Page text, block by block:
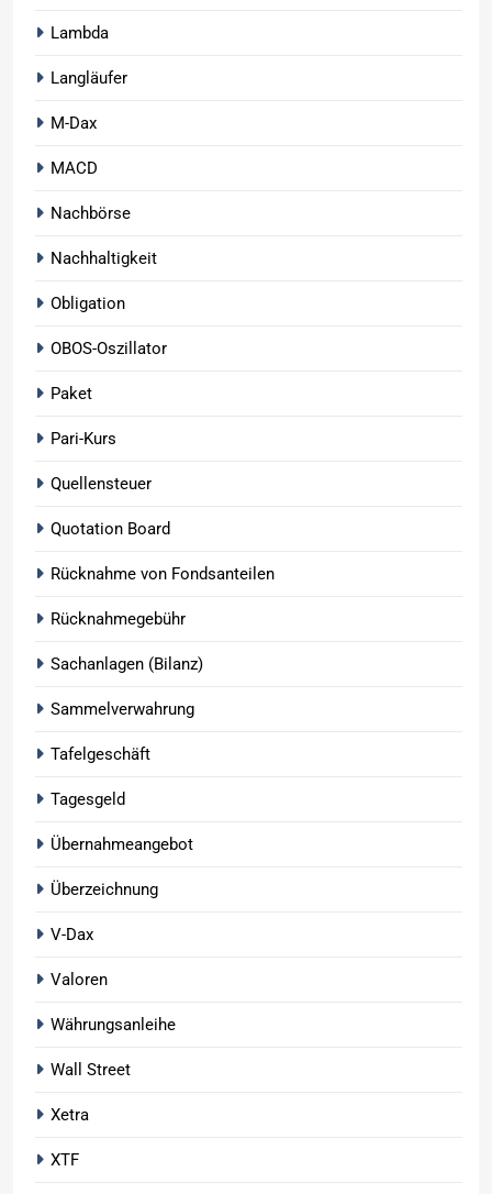
Lambda
Langläufer
M-Dax
MACD
Nachbörse
Nachhaltigkeit
Obligation
OBOS-Oszillator
Paket
Pari-Kurs
Quellensteuer
Quotation Board
Rücknahme von Fondsanteilen
Rücknahmegebühr
Sachanlagen (Bilanz)
Sammelverwahrung
Tafelgeschäft
Tagesgeld
Übernahmeangebot
Überzeichnung
V-Dax
Valoren
Währungsanleihe
Wall Street
Xetra
XTF